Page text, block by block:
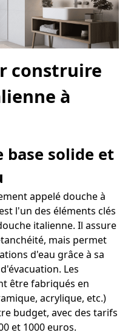
construire
à
base solide et
appelé douche à
l'un des éléments clés
italienne. Il assure
mais permet
d'eau grâce à sa
Les
être fabriqués en
acrylique, etc.)
budget, avec des tarifs
et 1000 euros.